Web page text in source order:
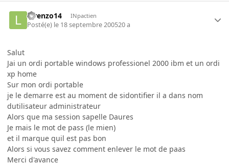
lorenzo14 INpactien
Posté(e) le 18 septembre 200520 a
Salut
Jai un ordi portable windows professionel 2000 ibm et un ordi
xp home
Sur mon ordi portable
je le demarre est au moment de sidontifier il a dans nom
dutilisateur administrateur
Alors que ma session sapelle Daures
Je mais le mot de pass (le mien)
et il marque quil est pas bon
Alors si vous savez comment enlever le mot de paas
Merci d'avance